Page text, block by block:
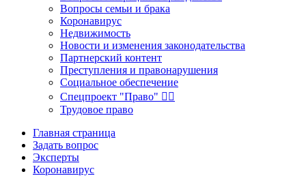
Вопросы семьи и брака
Коронавирус
Недвижимость
Новости и изменения законодательства
Партнерский контент
Преступления и правонарушения
Социальное обеспечение
Спецпроект "Право" 👮‍♂️
Трудовое право
Главная страница
Задать вопрос
Эксперты
Коронавирус